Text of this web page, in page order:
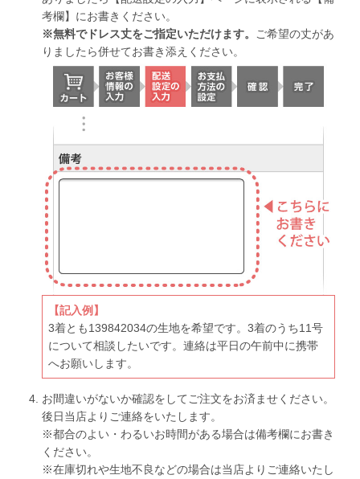
考欄】にお書きください。
※無料でドレス丈をご指定いただけます。
ご希望の丈があ
りましたら併せてお書き添えください。
【記入例】
3着とも139842034の生地を希望です。3着のうち11号
について相談したいです。連絡は平日の午前中に携帯
へお願いします。
お間違いがないか確認をしてご注文をお済ませください。
後日当店よりご連絡をいたします。
※都合のよい・わるいお時間がある場合は備考欄にお書き
ください。
※在庫切れや生地不良などの場合は当店よりご連絡いたし